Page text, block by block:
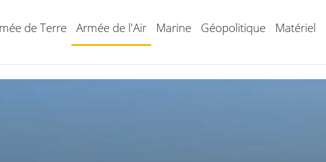
de Terre Armée de l'Air Marine Géopolitique Matériel